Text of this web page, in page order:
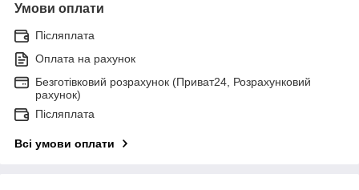
Умови оплати
Післяплата
Оплата на рахунок
Безготівковий розрахунок (Приват24, Розрахунковий
рахунок)
Післяплата
Всі умови оплати